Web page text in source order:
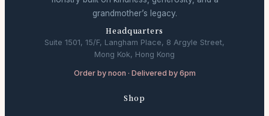
grandmother’s legacy.
Headquarters
Suite 1501, 15/F, Langham Place, 8 Argyle Street,
Mong Kok, Hong Kong
Order by noon · Delivered by 6pm
Shop